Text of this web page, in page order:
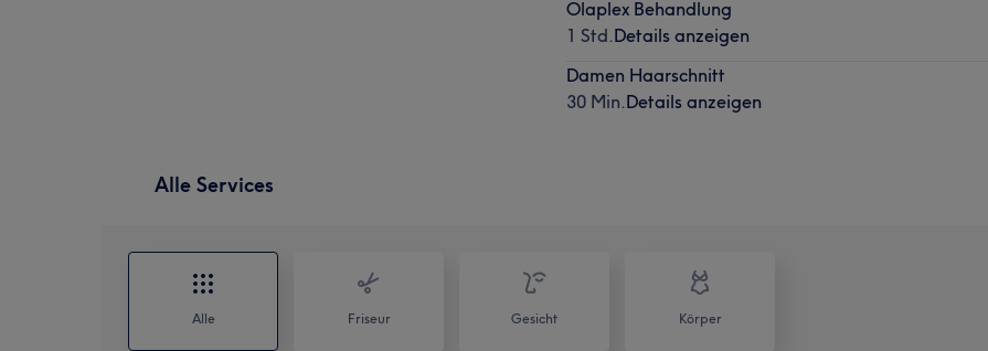
Olaplex Behandlung
1 Std.Details anzeigen
Damen Haarschnitt
30 Min.Details anzeigen
Alle Services
Alle Friseur Gesicht Körper